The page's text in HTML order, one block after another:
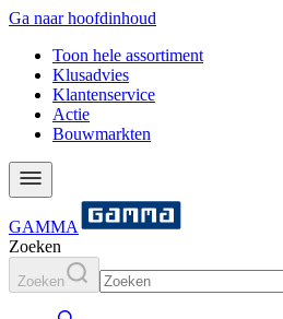
Ga naar hoofdinhoud
Toon hele assortiment
Klusadvies
Klantenservice
Actie
Bouwmarkten
GAMMA
Zoeken
Zoeken